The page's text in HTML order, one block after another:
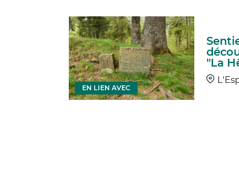
"La
EN LIEN AVEC